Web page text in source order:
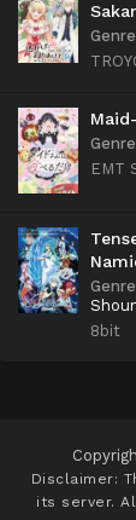
Genre
Genre
EMT
Genre
8bit
Disclaimer:
its server.